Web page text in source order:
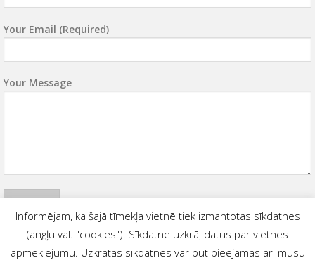
Your Email (required)
Your Message
Informējam, ka šajā tīmekļa vietnē tiek izmantotas sīkdatnes
(angļu val. "cookies"). Sīkdatne uzkrāj datus par vietnes
apmeklējumu. Uzkrātās sīkdatnes var būt pieejamas arī mūsu